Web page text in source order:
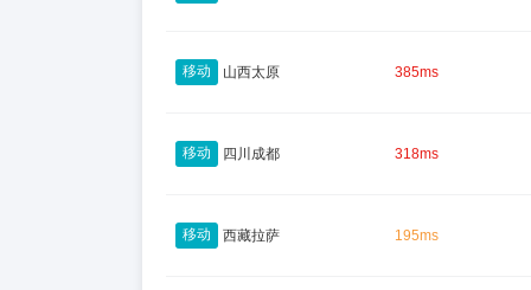
移动 山西太原 385ms
移动 四川成都 318ms
移动 西藏拉萨 195ms